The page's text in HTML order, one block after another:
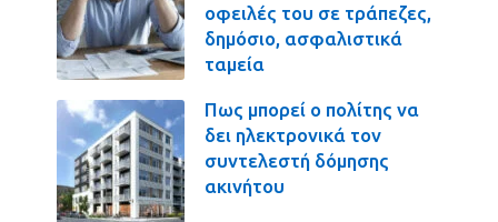
οφειλές του σε τράπεζες,
δημόσιο, ασφαλιστικά
ταμεία
Πως μπορεί ο πολίτης να
δει ηλεκτρονικά τον
συντελεστή δόμησης
ακινήτου